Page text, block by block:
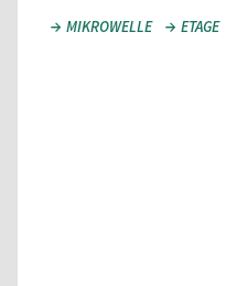
MIKROWELLE ETAGE